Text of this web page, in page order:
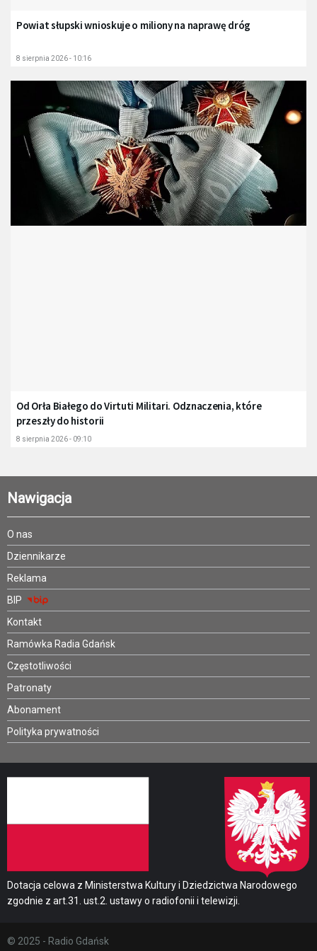
Powiat słupski wnioskuje o miliony na naprawę dróg
8 sierpnia 2026 - 10:16
Od Orła Białego do Virtuti Militari. Odznaczenia, które
przeszły do historii
8 sierpnia 2026 - 09:10
Nawigacja
O nas
Dziennikarze
Reklama
BIP
Kontakt
Ramówka Radia Gdańsk
Częstotliwości
Patronaty
Abonament
Polityka prywatności
Dotacja celowa z Ministerstwa Kultury i Dziedzictwa Narodowego
zgodnie z art.31. ust.2. ustawy o radiofonii i telewizji.
© 2025 - Radio Gdańsk